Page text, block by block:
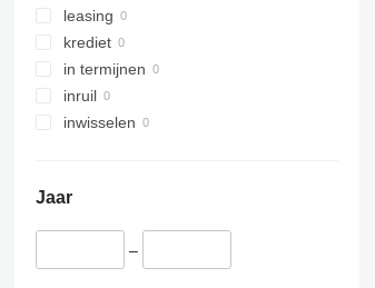
leasing
krediet
in termijnen
inruil
inwisselen
Jaar
–